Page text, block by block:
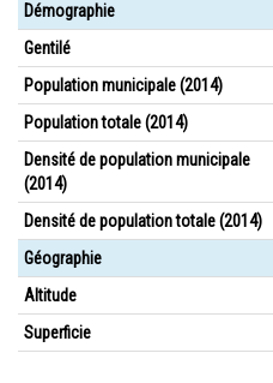
Démographie
Gentilé
Population municipale (2014)
Population totale (2014)
Densité de population municipale
(2014)
Densité de population totale (2014)
Géographie
Altitude
Superficie